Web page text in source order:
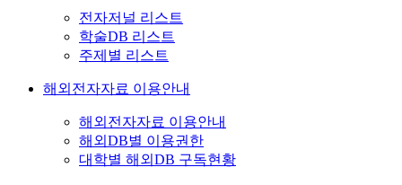
전자저널 리스트
학술DB 리스트
주제별 리스트
해외전자자료 이용안내
해외전자자료 이용안내
해외DB별 이용권한
대학별 해외DB 구독현황